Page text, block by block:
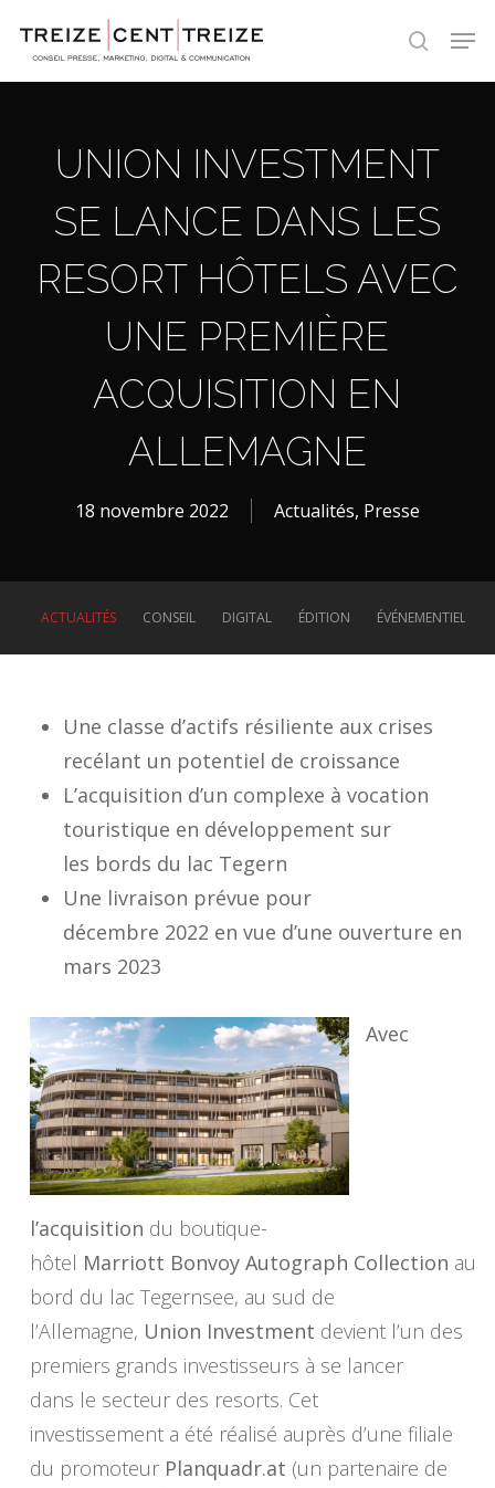
search
UNION INVESTMENT
SE LANCE DANS LES
RESORT HÔTELS AVEC
UNE PREMIÈRE
ACQUISITION EN
ALLEMAGNE
18 novembre 2022 Actualités, Presse
ACTUALITÉS CONSEIL DIGITAL ÉDITION ÉVÉNEMENTIEL
Une classe d’actifs résiliente aux crises
recélant un potentiel de croissance
L’acquisition d’un complexe à vocation
touristique en développement sur
les bords du lac Tegern
Une livraison prévue pour
décembre 2022 en vue d’une ouverture en
mars 2023
Avec
l’acquisition du boutique-
hôtel Marriott Bonvoy Autograph Collection au
bord du lac Tegernsee, au sud de
l’Allemagne, Union Investment devient l’un des
premiers grands investisseurs à se lancer
dans le secteur des resorts. Cet
investissement a été réalisé auprès d’une filiale
du promoteur Planquadr.at (un partenaire de